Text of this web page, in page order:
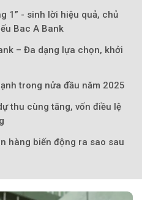
Theo Sở hữu trí
1” - sinh lời hiệu quả, chủ
Bac A Bank
– Đa dạng lựa chọn, khởi
trong nửa đầu năm 2025
thu cùng tăng, vốn điều lệ
hàng biến động ra sao sau